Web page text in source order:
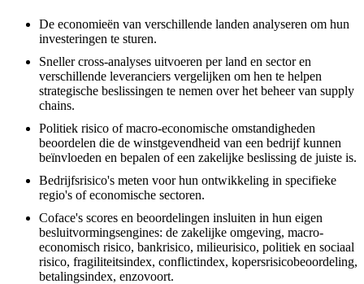
De economieën van verschillende landen analyseren om hun
investeringen te sturen.
Sneller cross-analyses uitvoeren per land en sector en
verschillende leveranciers vergelijken om hen te helpen
strategische beslissingen te nemen over het beheer van supply
chains.
Politiek risico of macro-economische omstandigheden
beoordelen die de winstgevendheid van een bedrijf kunnen
beïnvloeden en bepalen of een zakelijke beslissing de juiste is.
Bedrijfsrisico's meten voor hun ontwikkeling in specifieke
regio's of economische sectoren.
Coface's scores en beoordelingen insluiten in hun eigen
besluitvormingsengines: de zakelijke omgeving, macro-
economisch risico, bankrisico, milieurisico, politiek en sociaal
risico, fragiliteitsindex, conflictindex, kopersrisicobeoordeling,
betalingsindex, enzovoort.